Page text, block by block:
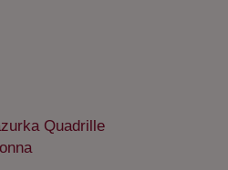
Quadrille